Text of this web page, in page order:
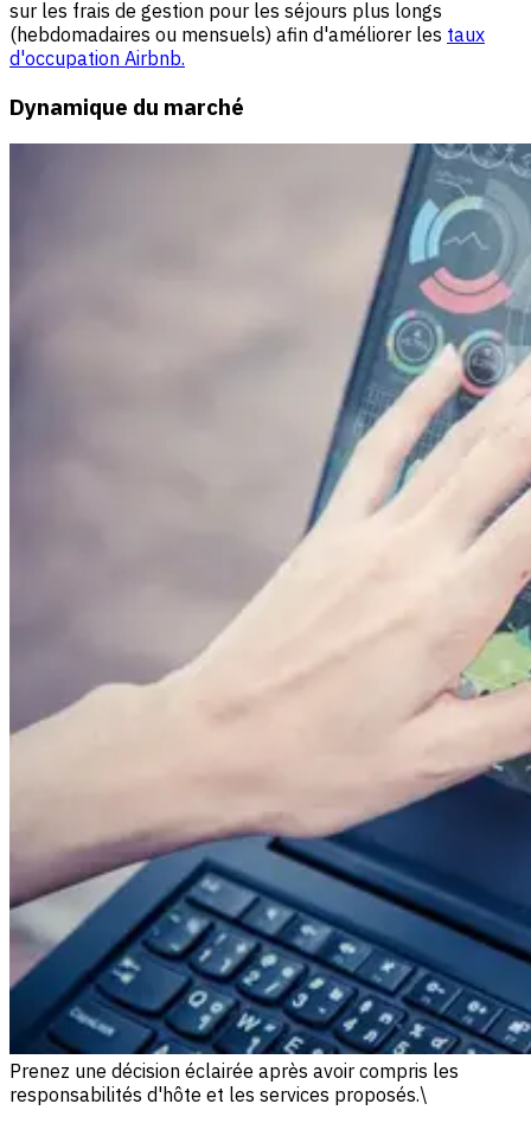
sur les frais de gestion pour les séjours plus longs
(hebdomadaires ou mensuels) afin d'améliorer les taux
d'occupation Airbnb.
Dynamique du marché
Prenez une décision éclairée après avoir compris les
responsabilités d'hôte et les services proposés.\